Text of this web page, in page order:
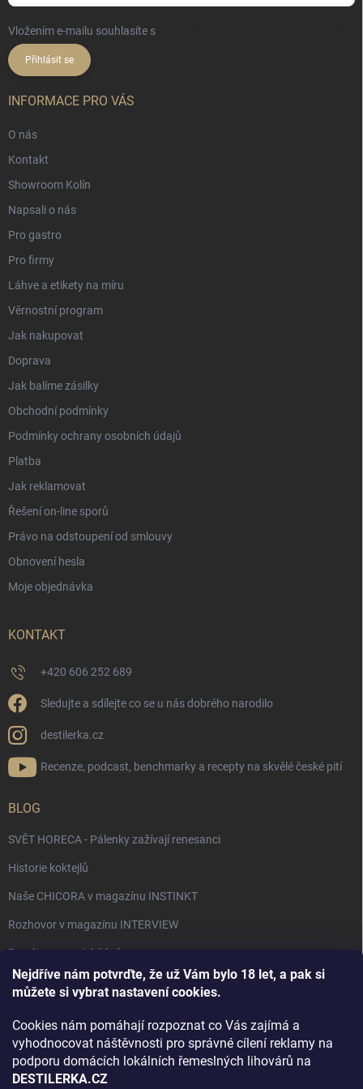
Nejdříve nám potvrďte, že už Vám bylo 18 let, a pak si
můžete si vybrat nastavení cookies.
Cookies nám pomáhají rozpoznat co Vás zajímá a
vyhodnocovat náštěvnosti pro správné cílení reklamy na
podporu domácích lokálních řemeslných lihovárů na
DESTILERKA.CZ
Vložením e-mailu souhlasíte s
Přihlásit se
INFORMACE PRO VÁS
O nás
Kontakt
Showroom Kolín
Napsali o nás
Pro gastro
Pro firmy
Láhve a etikety na míru
Věrnostní program
Jak nakupovat
Doprava
Jak balíme zásilky
Obchodní podmínky
Podmínky ochrany osobních údajů
Platba
Jak reklamovat
Řešení on-line sporů
Právo na odstoupení od smlouvy
Obnovení hesla
Moje objednávka
KONTAKT
+420 606 252 689
Sledujte a sdílejte co se u nás dobrého narodilo
destilerka.cz
Recenze, podcast, benchmarky a recepty na skvělé české pití
BLOG
SVĚT HORECA - Pálenky zažívají renesanci
Historie koktejlů
Naše CHICORA v magazínu INSTINKT
Rozhovor v magazínu INTERVIEW
Bourbon, americká krása.
Napsali v TÝDNU o naší práci
Rozhovor s DESTILERKA.CZ v magazínu DRINKING-CAT
Jak vybrat dárek na Vánoce